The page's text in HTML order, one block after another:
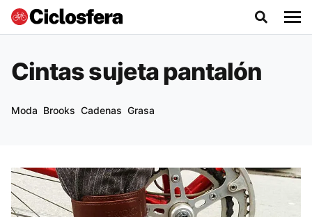
Cintas sujeta pantalón
Moda Brooks Cadenas Grasa